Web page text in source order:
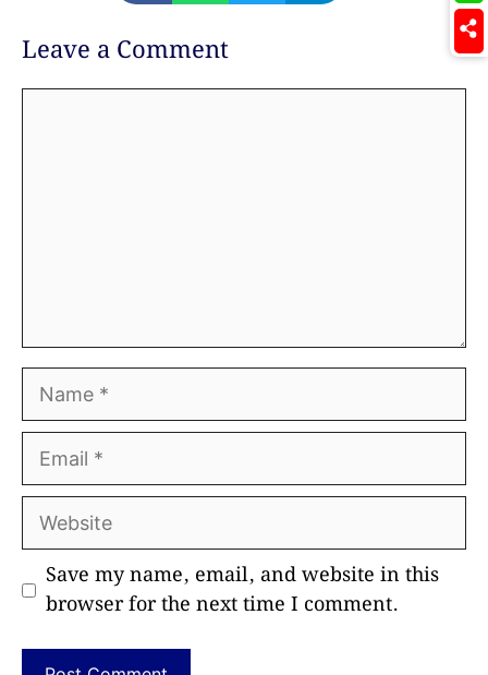
Leave a Comment
Name
Email
Website
Save my name, email, and website in this
browser for the next time I comment.